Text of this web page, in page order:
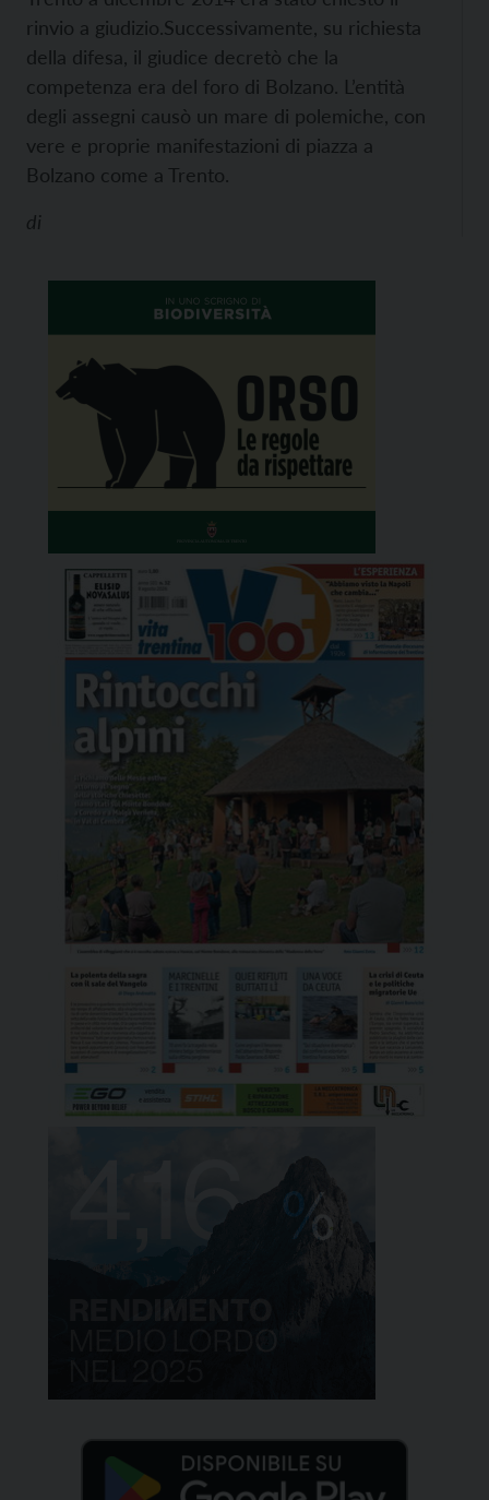
rinvio a giudizio.Successivamente, su richiesta
della difesa, il giudice decretò che la
competenza era del foro di Bolzano. L’entità
degli assegni causò un mare di polemiche, con
vere e proprie manifestazioni di piazza a
Bolzano come a Trento.
di